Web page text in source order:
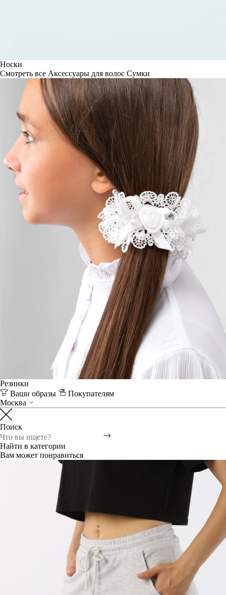
Носки
Смотреть все Аксессуары для волос Сумки
Резинки
Ваши образы
Покупателям
Москва
Поиск
Найти в категории
Вам может понравиться